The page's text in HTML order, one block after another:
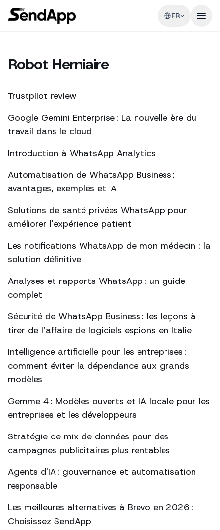
FR
Robot Herniaire
Trustpilot review
Google Gemini Enterprise : La nouvelle ère du
travail dans le cloud
Introduction à WhatsApp Analytics
Automatisation de WhatsApp Business :
avantages, exemples et IA
Solutions de santé privées WhatsApp pour
améliorer l'expérience patient
Les notifications WhatsApp de mon médecin : la
solution définitive
Analyses et rapports WhatsApp : un guide
complet
Sécurité de WhatsApp Business : les leçons à
tirer de l’affaire de logiciels espions en Italie
Intelligence artificielle pour les entreprises :
comment éviter la dépendance aux grands
modèles
Gemme 4 : Modèles ouverts et IA locale pour les
entreprises et les développeurs
Stratégie de mix de données pour des
campagnes publicitaires plus rentables
Agents d'IA : gouvernance et automatisation
responsable
Les meilleures alternatives à Brevo en 2026 :
Choisissez SendApp